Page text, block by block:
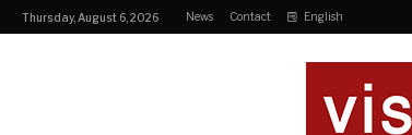
Thursday, August 6, 2026 News Contact English